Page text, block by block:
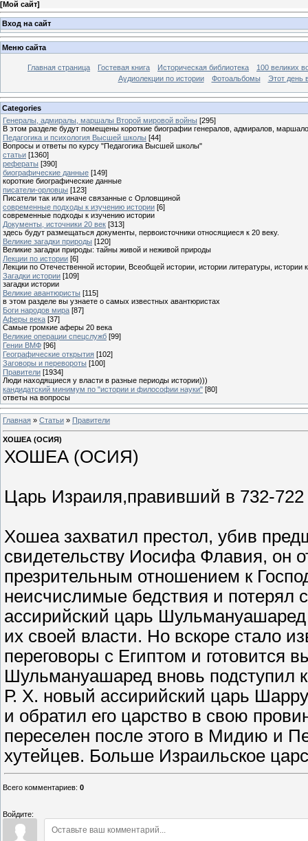
[Мой сайт]
Вход на сайт
Меню сайта
Главная страница Гостевая книга Историческая библиотека
100 великих
Аудиолекции по истории
Фотоальбомы Этот день
Categories
Генералы, адмиралы, маршалы Второй мировой войны [295]
В этом разделе будут помещены короткие биографии генералов, адмиралов,
Педагогика и психология Высшей школы [44]
Вопросы и ответы по курсу "Педагогика Высшей школы"
статьи [1360]
рефераты [390]
биографические данные [149]
короткие биографические данные
писатели-орловцы [123]
Писатели так или иначе связанные с Орловщиной
современные подходы к изучению истории [6]
современные подходы к изучению истории
Документы, источники 20 век [313]
здесь будут размещаться документы, первоисточники относящиеся к 20 веку.
Великие загадки природы [120]
Великие загадки природы: тайны живой и неживой природы
Лекции по истории [6]
Лекции по Отечественной истории, Всеобщей истории, истории литературы, истории
Загадки истории [109]
загадки истории
Великие авантюристы [115]
в этом разделе вы узнаете о самых известных авантюристах
Боги народов мира [87]
Аферы века [37]
Самые громкие аферы 20 века
Великие операции спецслужб [99]
Гении ВМФ [96]
Географические открытия [102]
Заговоры и перевороты [100]
Правители [1934]
Люди находящиеся у власти в разные периоды истории)))
кандидатский минимум по "истории и философии науки" [80]
ответы на вопросы
Главная » Статьи » Правители
ХОШЕА (ОСИЯ)
ХОШЕА (ОСИЯ)
Царь Израиля,правивший в 732-722
Хошеа захватил престол, убив
свидетельству Иосифа Флавия, он
презрительным отношением к
неисчислимые бедствия и потерял
ассирийский царь
их своей власти. Но вскоре стало
переговоры с Египтом и готовится
Шульмануашаред вновь подступил
Р. Х. новый ассирийский царь
и обратил его царство в свою
переселен после этого в Мидию и
хутейцев. Больше Израильское
Всего комментариев: 0
Войдите: